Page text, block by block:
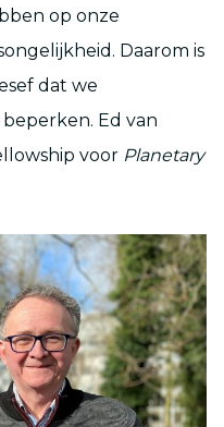
op onze
Daarom is
dat we
Ed van
voor Planetary